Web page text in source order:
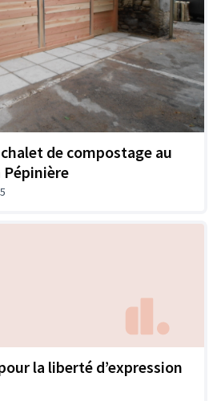
de compostage au
Pépinière
5
la liberté d’expression